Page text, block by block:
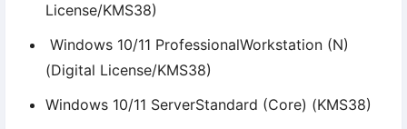
License/KMS38)
Windows 10/11 ProfessionalWorkstation (N)
(Digital License/KMS38)
Windows 10/11 ServerStandard (Core) (KMS38)